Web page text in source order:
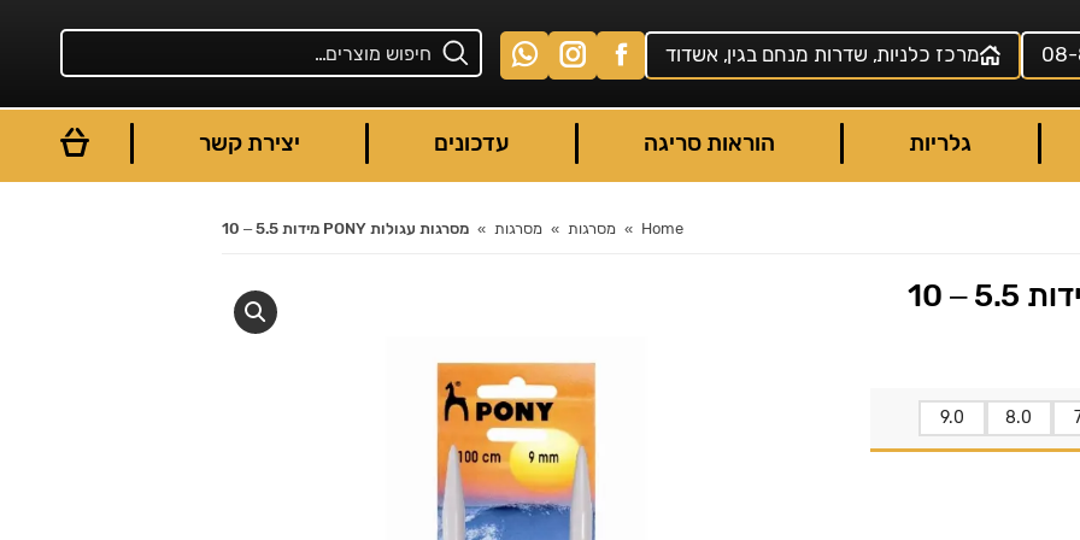
מרכז כלניות, שדרות מנחם בגין, אשדוד
גלריות הוראות סריגה עדכונים יצירת קשר
You are here: Home מסרגות מסרגות מסרגות עגולות PONY מידות 5.5 – 10
8.0
9.0